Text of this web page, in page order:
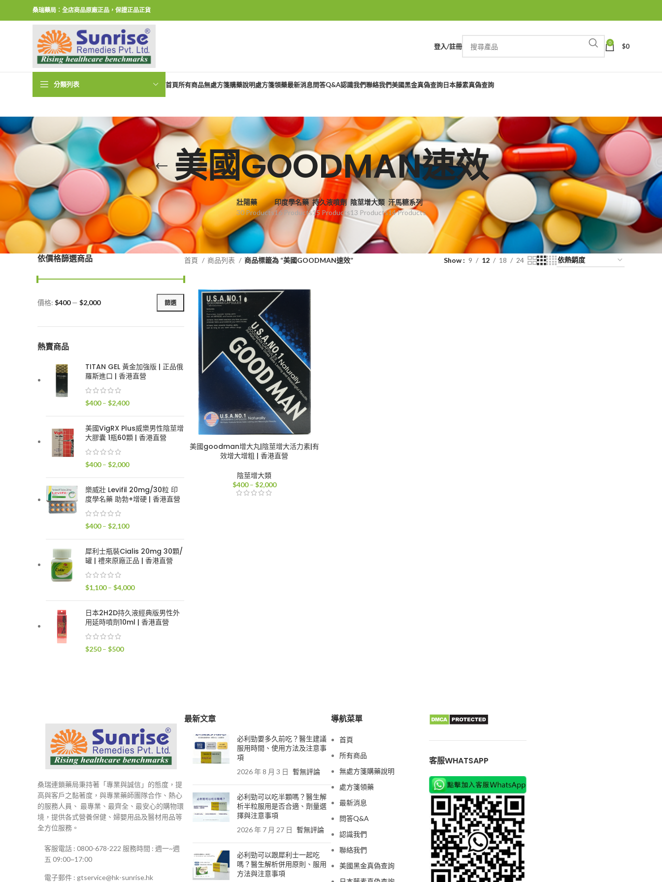
桑瑞藥局：全店商品原廠正品，保證正品正貨
登入/註冊 0 $0
分類列表 首頁所有商品無處方箋購藥說明處方箋領藥最新消息問答Q&A認識我們聯絡我們美國黑金真偽查詢日本藤素真偽查詢
美國GOODMAN速效
壯陽藥
30 Products
印度學名藥
16 Products
持久液噴劑
15 Products
陰莖增大類
13 Products
汗馬糖系列
14 Products
依價格篩選商品
最
價
最
價
篩選
價格: $400— $2,000
熱賣商品
TITAN GEL 黃金加強版 | 正品俄
羅斯進口 | 香港直營
$400 – $2,400價
圍：
$2,400
美國VigRX Plus威樂男性陰莖增
大膠囊 1瓶60顆 | 香港直營
$400 – $2,000價
範
圍：
$2,000
樂威壯 Levifil 20mg/30粒 印
度學名藥 助勃+增硬 | 香港直營
$400 – $2,100價
範
圍：
$2,100
犀利士瓶裝Cialis 20mg 30顆/
罐 | 禮來原廠正品 | 香港直營
$1,100 – $4,000價
範
圍：
日本2H2D持久液經典版男性外
用延時噴劑10ml | 香港直營
$250 – $500價
首頁 商品列表 商品標籤為 “美國GOODMAN速效” Show 9 12 18 24
美國goodman增大丸|陰莖增大活力素|有
效增大增粗 | 香港直營
陰莖增大類
$400 – $2,000價
桑瑞連鎖藥局秉持著「專業與誠信」的態度，提
高與客戶之黏著度，與專業藥師團隊合作、熱心
的服務人員、 最專業、最齊全、最安心的購物環
境，提供各式營養保健、婦嬰用品及醫材用品等
全方位服務。
客服電話 : 0800-678-222 服務時間 : 週一~週
五 09:00~17:00
電子郵件 : gtservice@hk-sunrise.hk
最新文章
必利勁要多久前吃？醫生建議
服用時間、使用方法及注意事
項
2026 年 8 月 3 日 暫無評論
必利勁可以吃半顆嗎？醫生解
析半粒服用是否合適、劑量選
擇與注意事項
2026 年 7 月 27 日 暫無評論
必利勁可以跟犀利士一起吃
嗎？醫生解析併用原則、服用
方法與注意事項
導航菜單
首頁
所有商品
無處方箋購藥說明
處方箋領藥
最新消息
問答Q&A
認識我們
聯絡我們
美國黑金真偽查詢
客服WHATSAPP